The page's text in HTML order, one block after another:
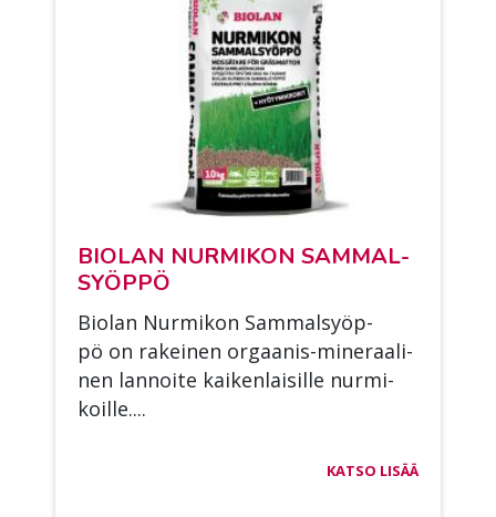
BIO­LAN NUR­MI­KON SAM­MAL­
SYÖP­PÖ
Bio­lan Nur­mi­kon Sam­mal­syöp­
pö on ra­kei­nen or­gaa­nis-mi­ne­raa­li­
nen lan­noi­te kai­ken­lai­sil­le nur­mi­
koil­le....
KATSO LISÄÄ